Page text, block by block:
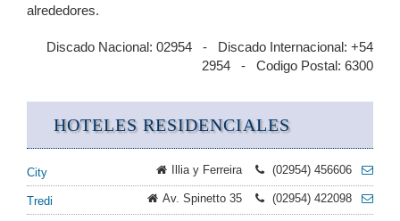
alrededores.
Discado Nacional: 02954 - Discado Internacional: +54
2954 - Codigo Postal: 6300
HOTELES RESIDENCIALES
City Illia y Ferreira (02954) 456606
Tredi Av. Spinetto 35 (02954) 422098